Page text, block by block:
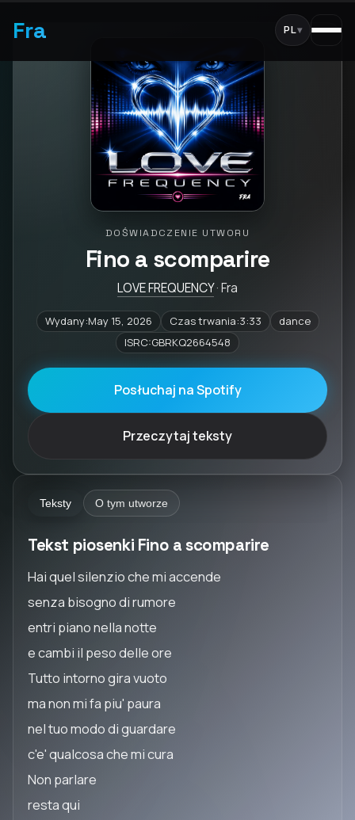
Fra PL▾
DOŚWIADCZENIE UTWORU
Fino a scomparire
LOVE FREQUENCY· Fra
Wydany:May 15, 2026 Czas trwania:3:33
dance
ISRC:GBRKQ2664548
Posłuchaj na Spotify
Przeczytaj teksty
Teksty O tym utworze
Tekst piosenki Fino a scomparire
Hai quel silenzio che mi accende
senza bisogno di rumore
entri piano nella notte
e cambi il peso delle ore
Tutto intorno gira vuoto
ma non mi fa piu' paura
nel tuo modo di guardare
c'e' qualcosa che mi cura
Non parlare
resta qui